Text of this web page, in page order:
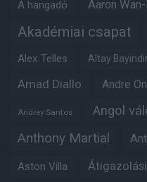
A hangadó Aaron
Akadémiai csapat
Alex Telles Altay Bayindir
Amad Diallo Andre
Andrey Santos Angol
Anthony Martial
Aston Villa